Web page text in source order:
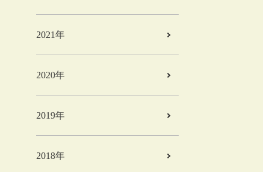
2021年
2020年
2019年
2018年